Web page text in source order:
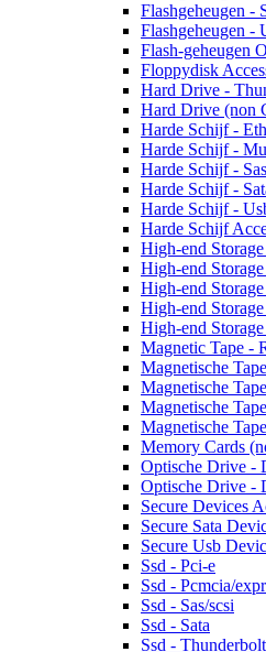
Flashgeheugen -
Flashgeheugen -
Flash-geheugen
Floppydisk
Hard Drive -
Hard Drive (non
Harde Schijf -
Harde Schijf -
Harde Schijf -
Harde Schijf -
Harde Schijf -
Harde Schijf
High-end
High-end
High-end
High-end
High-end
Magnetic Tape -
Magnetische
Magnetische
Magnetische
Magnetische
Memory Cards
Optische Drive -
Optische Drive -
Secure Devices
Secure Sata
Secure Usb
Ssd - Pci-e
Ssd - Pcmcia/
Ssd - Sas/scsi
Ssd - Sata
Ssd - Thunderbolt